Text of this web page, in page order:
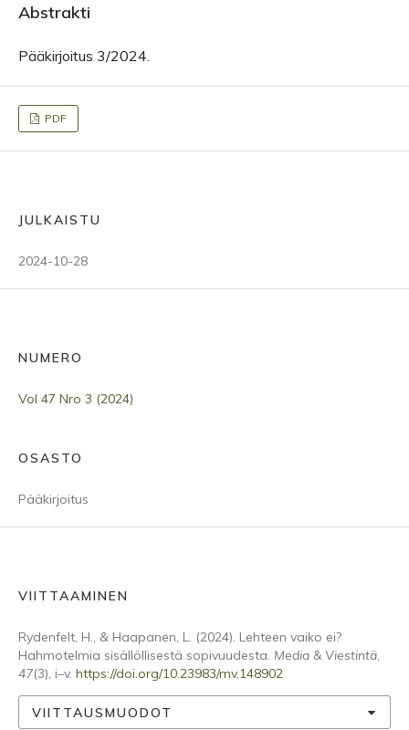
Abstrakti
Pääkirjoitus 3/2024.
PDF
JULKAISTU
2024-10-28
NUMERO
Vol 47 Nro 3 (2024)
OSASTO
Pääkirjoitus
VIITTAAMINEN
Rydenfelt, H., & Haapanen, L. (2024). Lehteen vaiko ei?
Hahmotelmia sisällöllisestä sopivuudesta. Media & Viestintä,
47(3), i–v. https://doi.org/10.23983/mv.148902
VIITTAUSMUODOT